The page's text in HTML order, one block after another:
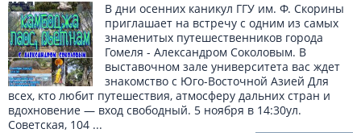
В дни осенних каникул ГГУ им. Ф. Скорины
приглашает на встречу с одним из самых
знаменитых путешественников города
Гомеля - Александром Соколовым. В
выставочном зале университета вас ждет
знакомство с Юго-Восточной Азией Для
всех, кто любит путешествия, атмосферу дальних стран и
вдохновение — вход свободный. 5 ноября в 14:30ул.
Советская, 104 ...